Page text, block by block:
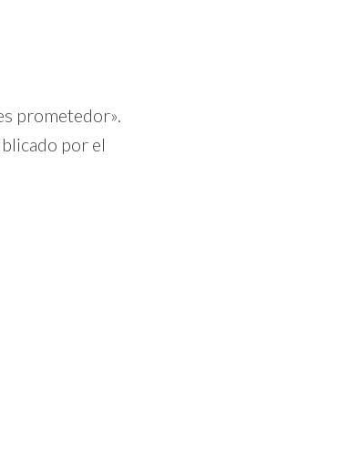
prometedor».
por el